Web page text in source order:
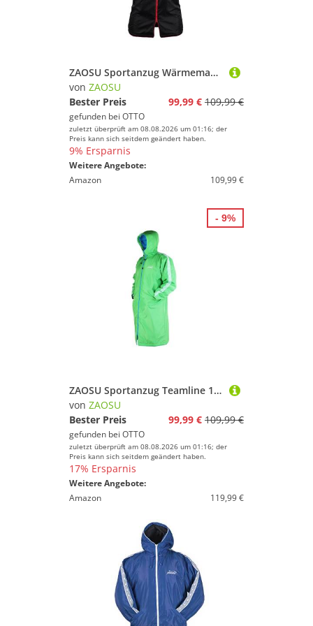
ZAOSU Sportanzug Wärmemantel
von ZAOSU
Bester Preis
99,99 € 109,99 €
gefunden bei OTTO
zuletzt überprüft am 08.08.2026 um 01:16; der
Preis kann sich seitdem geändert haben.
9% Ersparnis
Weitere Angebote:
Amazon
109,99 €
ZAOSU Sportanzug Teamline 1008
von ZAOSU
Bester Preis
99,99 € 109,99 €
gefunden bei OTTO
zuletzt überprüft am 08.08.2026 um 01:16; der
Preis kann sich seitdem geändert haben.
17% Ersparnis
Weitere Angebote:
Amazon
119,99 €
- 9%